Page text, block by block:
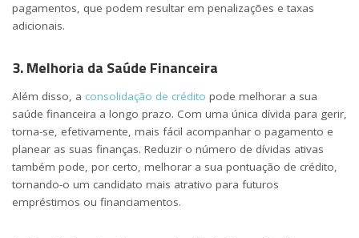
pagamentos, que podem resultar em penalizações e taxas
adicionais.
3. Melhoria da Saúde Financeira
Além disso, a consolidação de crédito pode melhorar a sua
saúde financeira a longo prazo. Com uma única dívida para gerir,
torna-se, efetivamente, mais fácil acompanhar o pagamento e
planear as suas finanças. Reduzir o número de dívidas ativas
também pode, por certo, melhorar a sua pontuação de crédito,
tornando-o um candidato mais atrativo para futuros
empréstimos ou financiamentos.